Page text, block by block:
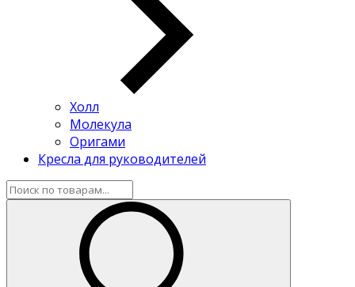
Холл
Молекула
Оригами
Кресла для руководителей